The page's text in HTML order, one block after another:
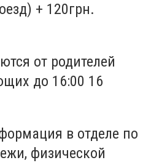
+ 120грн.
от родителей
до 16:00 16
в отделе по
физической